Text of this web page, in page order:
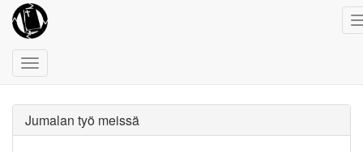
Toggle
navigation
Jumalan työ meissä